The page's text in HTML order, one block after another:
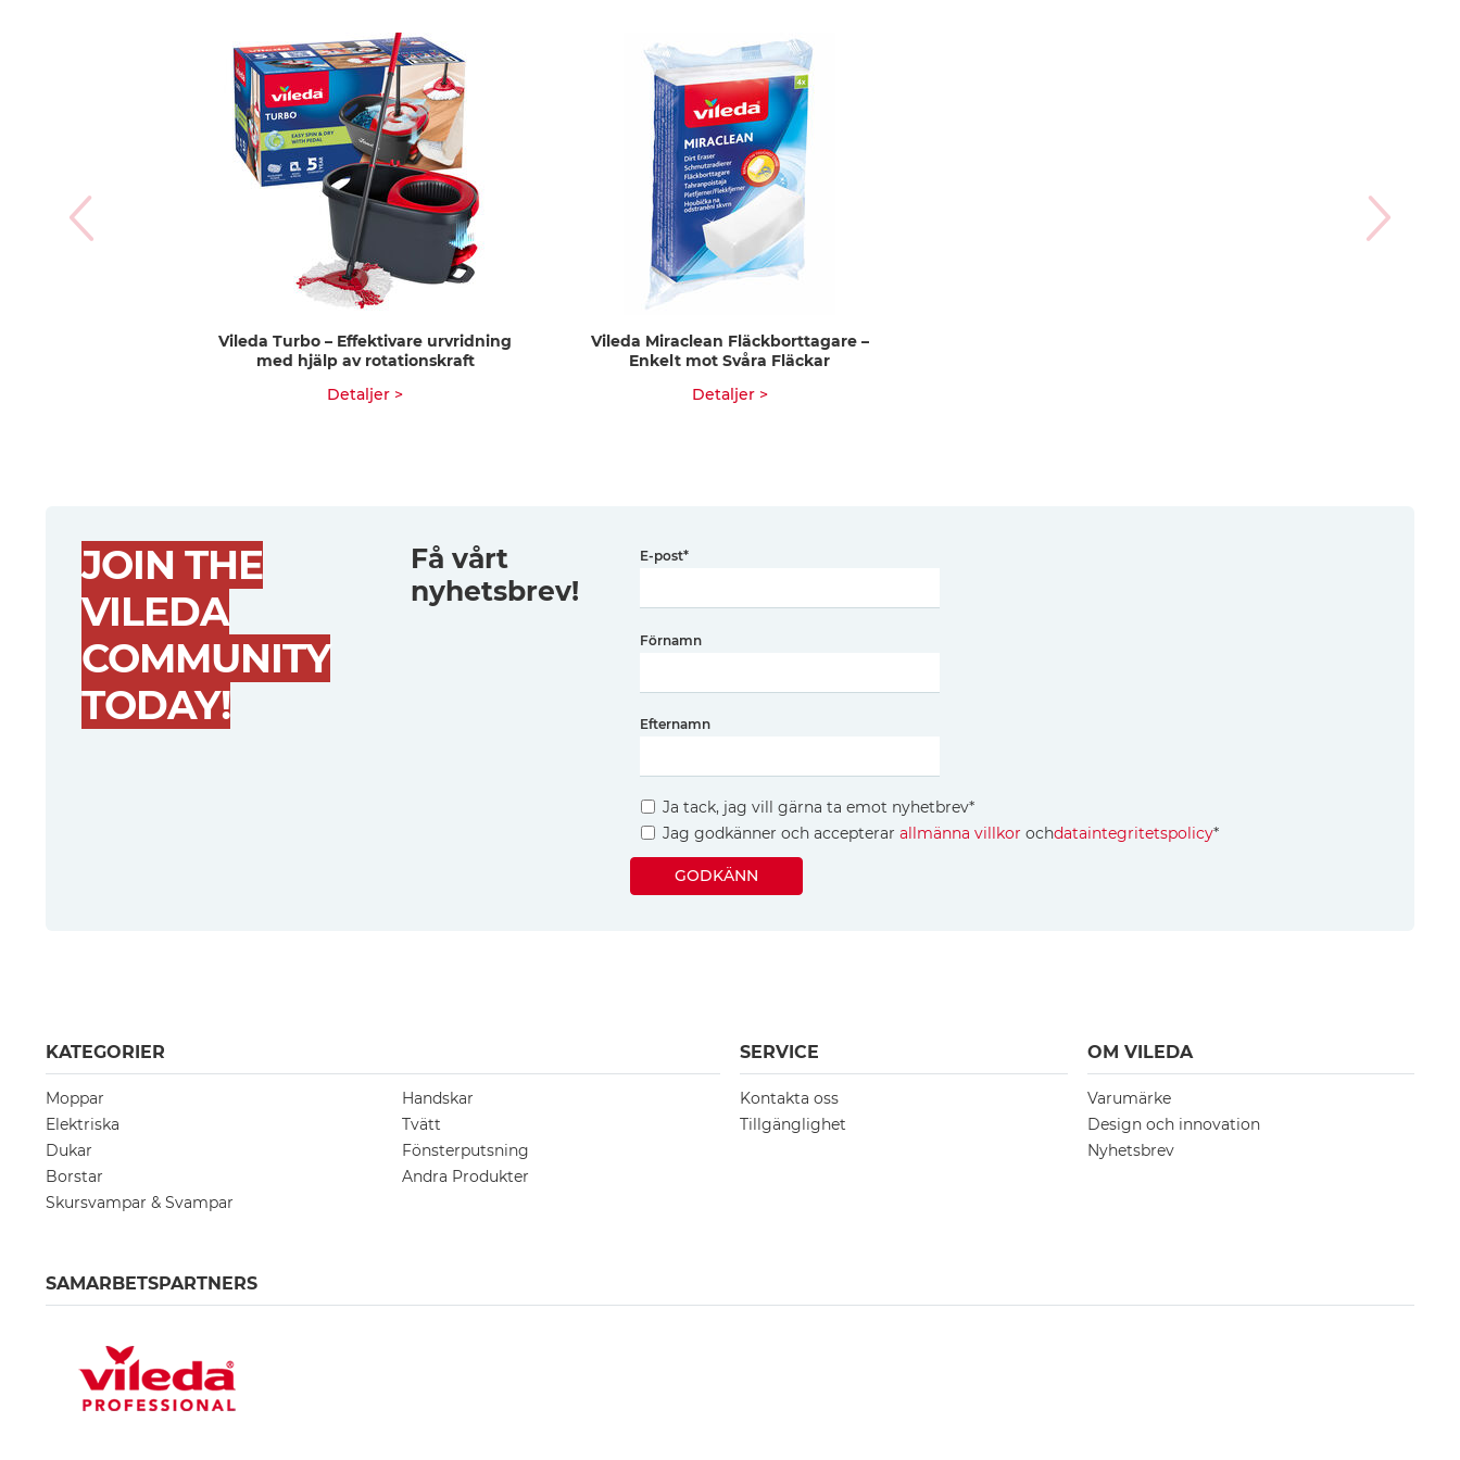
Vileda Turbo – Effektivare urvridning
med hjälp av rotationskraft
Detaljer >
Vileda Miraclean Fläckborttagare –
Enkelt mot Svåra Fläckar
Detaljer >
JOIN THE
VILEDA
COMMUNITY
TODAY!
Få vårt
nyhetsbrev!
E-post*
Förnamn
Efternamn
Ja tack, jag vill gärna ta emot nyhetbrev*
Jag godkänner och accepterar allmänna villkor ochdataintegritetspolicy*
GODKÄNN
KATEGORIER
Moppar
Elektriska
Dukar
Borstar
Skursvampar & Svampar
Handskar
Tvätt
Fönsterputsning
Andra Produkter
SERVICE
Kontakta oss
Tillgänglighet
OM VILEDA
Varumärke
Design och innovation
Nyhetsbrev
SAMARBETSPARTNERS